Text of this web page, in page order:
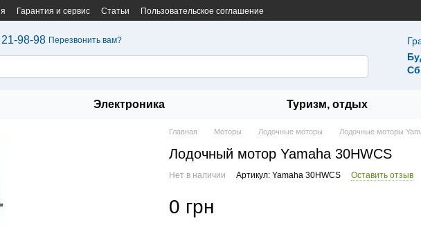
Гарантия и сервис Статьи Пользовательское соглашение
98-98 Перезвонить вам?
Электроника Туризм, отдых
Главная Моторы Лодочные моторы Лодочные моторы
Лодочный мотор Yamaha 30HWCS
Нет в наличии Артикул: Yamaha 30HWCS Оставить отзыв
0 грн